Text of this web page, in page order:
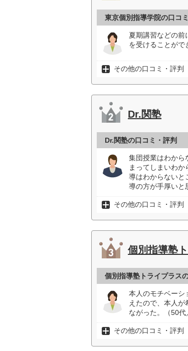
東京個別指導学院の口コ
夏期講習などの前
を受けることがで
その他の口コミ・評判
Dr.関塾
Dr.関塾の口コミ・評判
集団授業はわから
まってしまいわ
導はわからないと
導の方が手厚いと
その他の口コミ・評判
個別指導塾
個別指導塾トライプラス
本人のモチベーシ
えたので、本人
ながった。（50代
その他の口コミ・評判